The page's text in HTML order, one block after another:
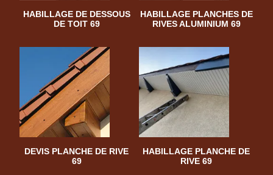
HABILLAGE DE DESSOUS
DE TOIT 69
HABILLAGE PLANCHES DE
RIVES ALUMINIUM 69
DEVIS PLANCHE DE RIVE
69
HABILLAGE PLANCHE DE
RIVE 69